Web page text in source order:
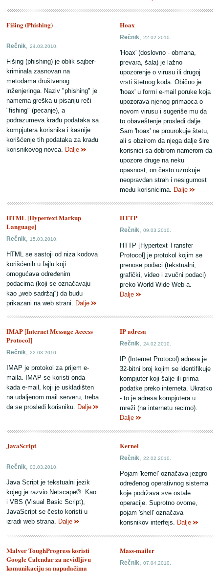
Hoax
Rečnik,22.02.2010.
'Hoax' (doslovno - obmana,
prevara, šala) je lažno
upozorenje o virusu ili drugoj
vrsti štetnog koda. Obično je
'hoax' u formi e-mail poruke koja
upozorava njenog primaoca o
novom virusu i sugeriše mu da
to obaveštenje prosledi dalje.
Sam 'hoax' ne prourokuje štetu,
ali s obzirom da njega dalje šire
korisnici sa dobrom namerom da
upozore druge na neku
opasnost, on često uzrokuje
neopravdan strah i nesigurnost
među korisnicima. Dalje
Fišing (Phishing)
Rečnik,24.03.2010.
Fišing (phishing) je oblik sajber-
kriminala zasnovan na
metodama društvenog
inženjeringa. Naziv "phishing" je
namerna greška u pisanju reči
"fishing" (pecanje), a
podrazumeva krađu podataka sa
kompjutera korisnika i kasnije
korišćenje tih podataka za krađu
korisnikovog novca. Dalje
HTTP
Rečnik,09.03.2010.
HTTP [Hypertext Transfer
Protocol] je protokol kojim se
prenose podaci (tekstualni,
grafički, video i zvučni podaci)
preko World Wide Web-a.
Dalje
HTML [Hypertext Markup
Language]
Rečnik,15.03.2010.
HTML se sastoji od niza kodova
korišćenih u fajlu koji
omogućava određenim
podacima (koji se označavaju
kao „web sadržaj“) da budu
prikazani na web strani. Dalje
IP adresa
Rečnik,24.02.2010.
IP (Internet Protocol) adresa je
32-bitni broj kojim se identifikuje
kompjuter koji šalje ili prima
podatke preko interneta. Ukratko
- to je adresa kompjutera u
mreži (na internetu recimo).
Dalje
IMAP [Internet Message Access
Protocol]
Rečnik,22.03.2010.
IMAP je protokol za prijem e-
maila. IMAP se koristi onda
kada e-mail, koji je uskladišten
na udaljenom mail serveru, treba
da se prosledi korisniku. Dalje
Kernel
Rečnik,22.02.2010.
Pojam 'kernel' označava jezgro
određenog operativnog sistema
koje podržava sve ostale
operacije. Suprotno ovome,
pojam 'shell' označava
korisnikov interfejs. Dalje
JavaScript
Rečnik,03.03.2010.
Java Script je tekstualni jezik
kojeg je razvio Netscape®. Kao
i VBS (Visual Basic Script),
JavaScript se često koristi u
izradi web strana. Dalje
Mass-mailer
Rečnik,07.04.2010.
Malver ToughProgress koristi
Google Calendar za nevidljivu
komunikaciju sa napadačima